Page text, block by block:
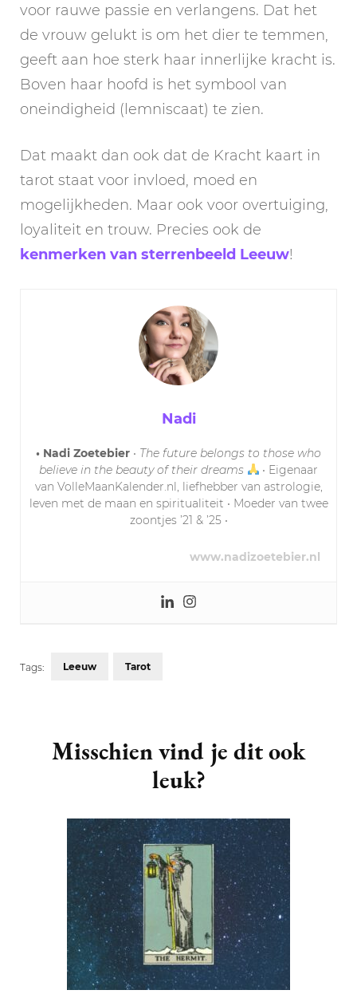
voor rauwe passie en verlangens. Dat het
de vrouw gelukt is om het dier te temmen,
geeft aan hoe sterk haar innerlijke kracht is.
Boven haar hoofd is het symbool van
oneindigheid (lemniscaat) te zien.
Dat maakt dan ook dat de Kracht kaart in
tarot staat voor invloed, moed en
mogelijkheden. Maar ook voor overtuiging,
loyaliteit en trouw. Precies ook de
kenmerken van sterrenbeeld Leeuw!
Nadi
• Nadi Zoetebier • The future belongs to those who
believe in the beauty of their dreams
• Eigenaar
van VolleMaanKalender.nl, liefhebber van astrologie,
leven met de maan en spiritualiteit • Moeder van twee
zoontjes ’21 & ’25 •
www.nadizoetebier.nl
Tags: Leeuw Tarot
Navigation
Misschien vind je dit ook
leuk?